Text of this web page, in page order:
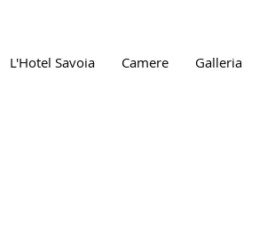
L'Hotel Savoia Camere Galleria